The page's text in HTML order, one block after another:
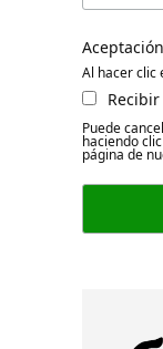
Al hacer clic
Puede
haciendo
página de